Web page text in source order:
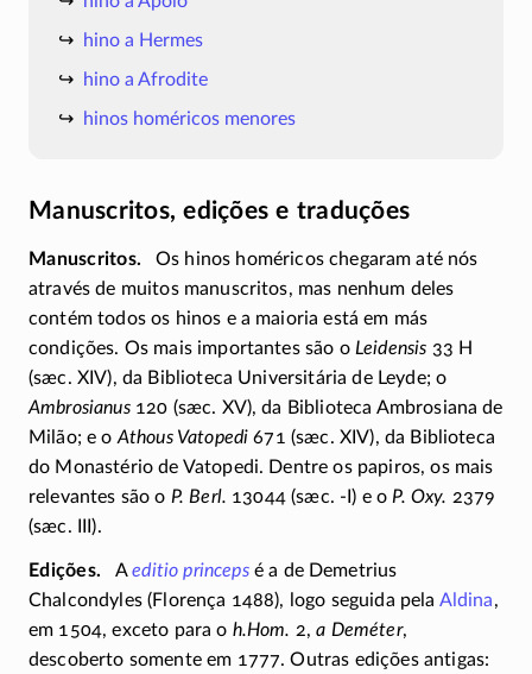
hino a Hermes
hino a Afrodite
hinos homéricos menores
Manuscritos, edições e traduções
Manuscritos
Os hinos homéricos chegaram até nós
através de muitos manuscritos, mas nenhum deles
contém todos os hinos e a maioria está em más
condições. Os mais importantes são o Leidensis 33 H
(sæc. XIV), da Biblioteca Universitária de Leyde; o
Ambrosianus120 (sæc. XV), da Biblioteca Ambrosiana de
Milão; e o Athous Vatopedi 671 (sæc. XIV), da Biblioteca
do Monastério de Vatopedi. Dentre os papiros, os mais
relevantes são o P. Berl. 13044 (sæc. -I) e o P. Oxy. 2379
(sæc. III).
Edições Aeditio princepsé a de Demetrius
Chalcondyles (Florença 1488), logo seguida pela Aldina,
em 1504, exceto para o h.Hom. 2,a Deméter,
descoberto somente em 1777. Outras edições antigas: